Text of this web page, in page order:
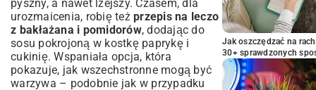
pyszny, a nawet lżejszy. Czasem, dla
urozmaicenia, robię też przepis na leczo
z bakłażana i pomidorów, dodając do
sosu pokrojoną w kostkę paprykę i
cukinię. Wspaniała opcja, która
pokazuje, jak wszechstronne mogą być
warzywa – podobnie jak w przypadku
Jak oszczędzać na
30+ sprawdzonych